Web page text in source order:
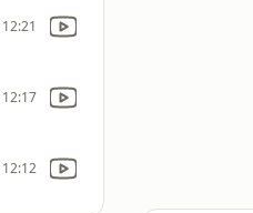
12:21
12:17
12:12